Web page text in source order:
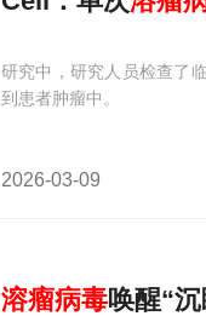
研究中，研究人员检查了
到患者肿瘤中。
2026-03-09
溶瘤病毒唤醒“